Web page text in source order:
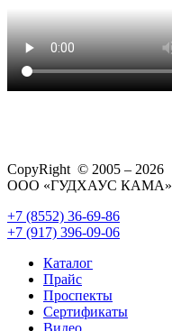
CopyRight © 2005 – 2026
ООО «ГУДХАУС КАМА»
+7 (8552) 36-69-86
+7 (917) 396-09-06
Каталог
Прайс
Проспекты
Сертификаты
Видео